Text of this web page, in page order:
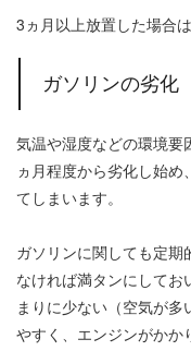
3ヵ月以上放置した場合
ガソリンの劣化
気温や湿度などの環境要
ヵ月程度から劣化し始
てしまいます。
ガソリンに関しても定
なければ満タンにして
まりに少ない（空気が
やすく、エンジンがかか